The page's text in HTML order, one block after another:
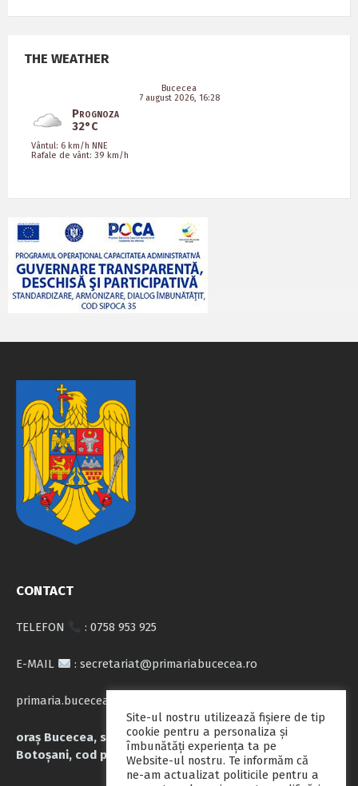
THE WEATHER
Bucecea
7 august 2026, 16:28
Prognoza
32°C
Vântul: 6 km/h NNE
Rafale de vânt: 39 km/h
CONTACT
TELEFON : 0758 953 925
E-MAIL : secretariat@primariabucecea.ro
primaria.bucecea@yahoo.com
oraș Bucecea, str. Calea Națională nr.71, județul
Botoșani, cod poștal 717045
Site-ul nostru utilizează fişiere de tip
cookie pentru a personaliza și
îmbunătăți experiența ta pe
Website-ul nostru. Te informăm că
ne-am actualizat politicile pentru a